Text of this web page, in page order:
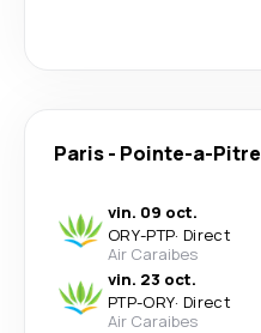
Paris- Pointe-a-Pitre
vin. 09 oct.
ORY-PTP· Direct
Air Caraibes
vin. 23 oct.
PTP-ORY· Direct
Air Caraibes